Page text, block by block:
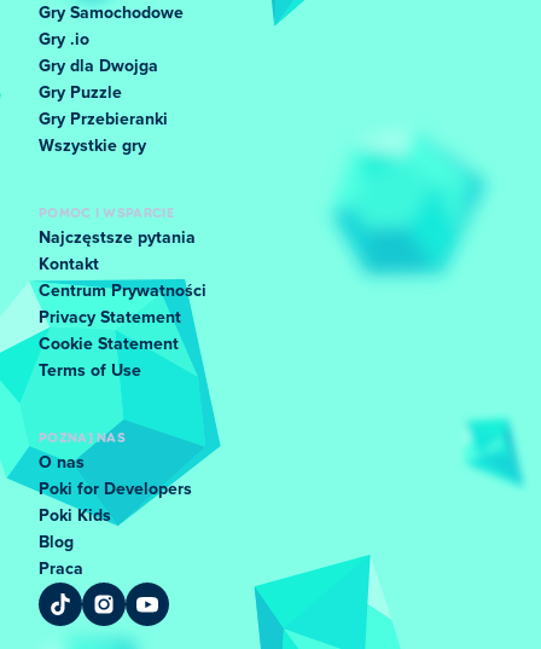
Gry Samochodowe
Gry .io
Gry dla Dwojga
Gry Puzzle
Gry Przebieranki
Wszystkie gry
POMOC I WSPARCIE
Najczęstsze pytania
Kontakt
Centrum Prywatności
Privacy Statement
Cookie Statement
Terms of Use
POZNAJ NAS
O nas
Poki for Developers
Poki Kids
Blog
Praca